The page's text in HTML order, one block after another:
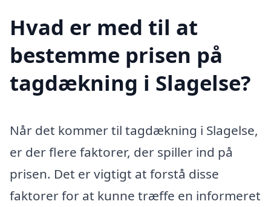
Hvad er med til at
bestemme prisen på
tagdækning i Slagelse?
Når det kommer til tagdækning i Slagelse,
er der flere faktorer, der spiller ind på
prisen. Det er vigtigt at forstå disse
faktorer for at kunne træffe en informeret